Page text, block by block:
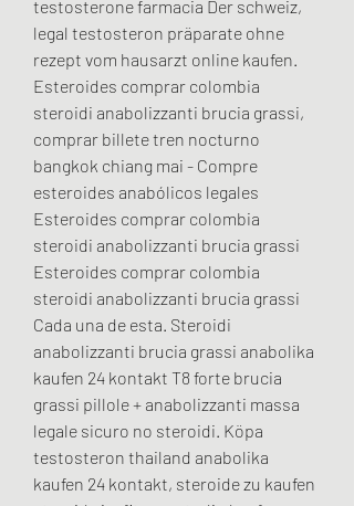
testosterone farmacia Der schweiz,
legal testosteron präparate ohne
rezept vom hausarzt online kaufen.
Esteroides comprar colombia
steroidi anabolizzanti brucia grassi,
comprar billete tren nocturno
bangkok chiang mai - Compre
esteroides anabólicos legales
Esteroides comprar colombia
steroidi anabolizzanti brucia grassi
Esteroides comprar colombia
steroidi anabolizzanti brucia grassi
Cada una de esta. Steroidi
anabolizzanti brucia grassi anabolika
kaufen 24 kontakt T8 forte brucia
grassi pillole + anabolizzanti massa
legale sicuro no steroidi. Köpa
testosteron thailand anabolika
kaufen 24 kontakt, steroide zu kaufen